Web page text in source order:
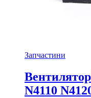
Запчастини
N4110